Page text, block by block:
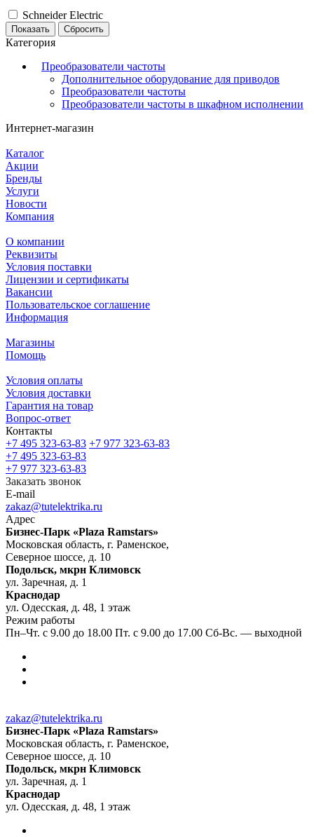
Категория
Преобразователи частоты
Дополнительное оборудование для приводов
Преобразователи частоты
Преобразователи частоты в шкафном исполнении
Schneider Electric
Сбросить
Интернет-магазин
Каталог
Акции
Бренды
Услуги
Новости
Компания
О компании
Реквизиты
Условия поставки
Лицензии и сертификаты
Вакансии
Пользовательское соглашение
Информация
Магазины
Помощь
Условия оплаты
Условия доставки
Гарантия на товар
Вопрос-ответ
Контакты
+7 495 323-63-83 +7 977 323-63-83
+7 495 323-63-83
+7 977 323-63-83
Заказать звонок
E-mail
zakaz@tutelektrika.ru
Адрес
Бизнес-Парк «Plaza Ramstars»
Московская область, г. Раменское,
Северное шоссе, д. 10
Подольск, мкрн Климовск
ул. Заречная, д. 1
Краснодар
ул. Одесская, д. 48, 1 этаж
Режим работы
Пн–Чт. с 9.00 до 18.00 Пт. с 9.00 до 17.00 Сб-Вс. — выходной
zakaz@tutelektrika.ru
Бизнес-Парк «Plaza Ramstars»
Московская область, г. Раменское,
Северное шоссе, д. 10
Подольск, мкрн Климовск
ул. Заречная, д. 1
Краснодар
ул. Одесская, д. 48, 1 этаж